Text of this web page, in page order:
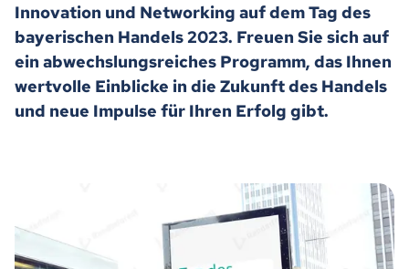
Innovation und Networking auf dem Tag des
bayerischen Handels 2023. Freuen Sie sich auf
ein abwechslungsreiches Programm, das Ihnen
wertvolle Einblicke in die Zukunft des Handels
und neue Impulse für Ihren Erfolg gibt.